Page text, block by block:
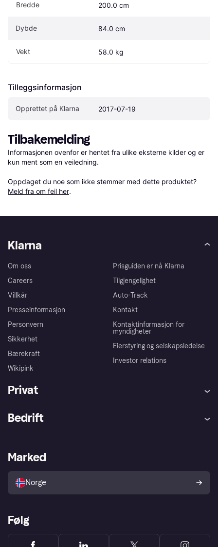
Bredde 200.0 cm
Dybde 84.0 cm
Vekt 58.0 kg
Tilleggsinformasjon
Opprettet på Klarna 2017-07-19
Tilbakemelding
Informasjonen ovenfor er hentet fra ulike eksterne kilder og er
kun ment som en veiledning.
Oppdaget du noe som ikke stemmer med dette produktet?
Meld fra om feil her.
Klarna
Om oss
Careers
Villkår
Presseinformasjon
Personvern
Sikkerhet
Bærekraft
Wikipink
Prisguiden er nå Klarna
Tilgjengelighet
Auto-Track
Kontakt
Kontaktinformasjon for
myndigheter
Eierstyring og selskapsledelse
Investor relations
Privat
Utforsk butikker
Bedrift
Merchant portal
Marked
Norge
Følg